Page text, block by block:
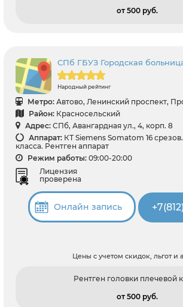
от 500 pуб.
СПб ГБУЗ Городская
Народный рейтинг
Метро: Автово, Ленинский проспект,
Район: Красносельский
Адрес: СПб, Авангардная ул., 4, корп. 8
Аппарат: КТ Siemens Somatom 16
класса. Рентген аппарат
Режим работы: 09:00-20:00
Лицензия
проверена
Онлайн запись
Цены с учетом скидок, льгот и
Рентген головки плечевой
от 500 pуб.